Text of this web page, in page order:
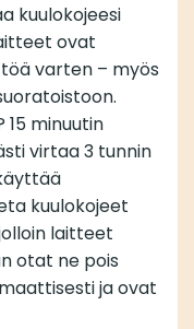
kuulokojeesi
ovat
varten – myös
minuutin
virtaa 3 tunnin
kuulokojeet
laitteet
otat ne pois
ja ovat